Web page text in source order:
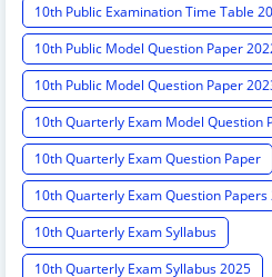
10th Public Examination Time Table
10th Public Model Question Paper
10th Public Model Question Paper
10th Quarterly Exam Model Question
10th Quarterly Exam Question Paper
10th Quarterly Exam Question Papers
10th Quarterly Exam Syllabus
10th Quarterly Exam Syllabus 2025